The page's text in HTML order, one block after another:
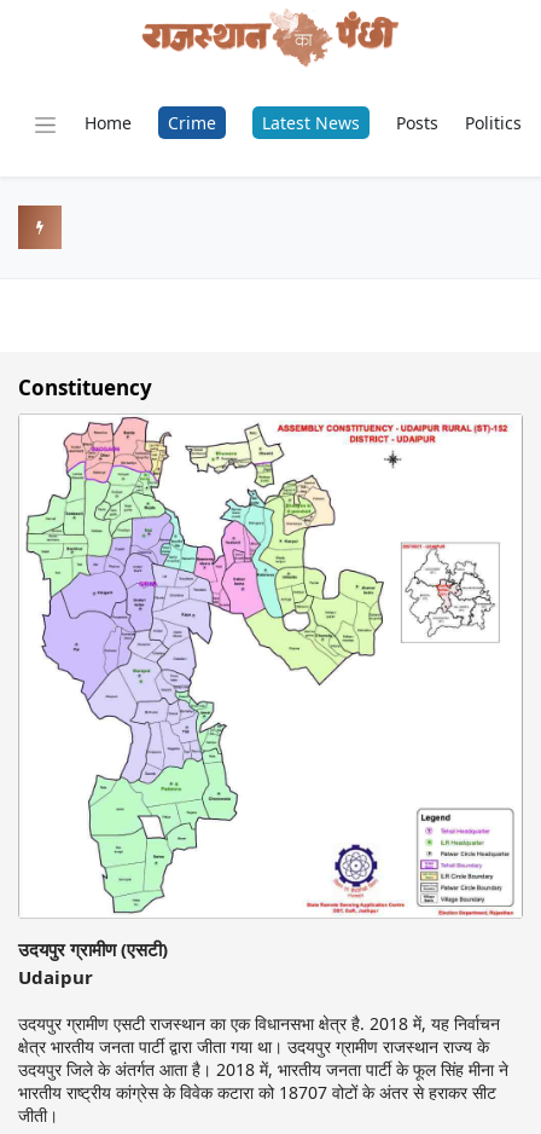
Home Crime Latest News Posts Politics
Constituency
उदयपुर ग्रामीण (एसटी)
Udaipur
उदयपुर ग्रामीण एसटी राजस्थान का एक विधानसभा क्षेत्र है. 2018 में, यह निर्वाचन
क्षेत्र भारतीय जनता पार्टी द्वारा जीता गया था। उदयपुर ग्रामीण राजस्थान राज्य के
उदयपुर जिले के अंतर्गत आता है। 2018 में, भारतीय जनता पार्टी के फूल सिंह मीना ने
भारतीय राष्ट्रीय कांग्रेस के विवेक कटारा को 18707 वोटों के अंतर से हराकर सीट
जीती।